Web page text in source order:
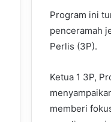
Program ini
penceramah
Perlis (3P).
Ketua 1 3P,
memberi